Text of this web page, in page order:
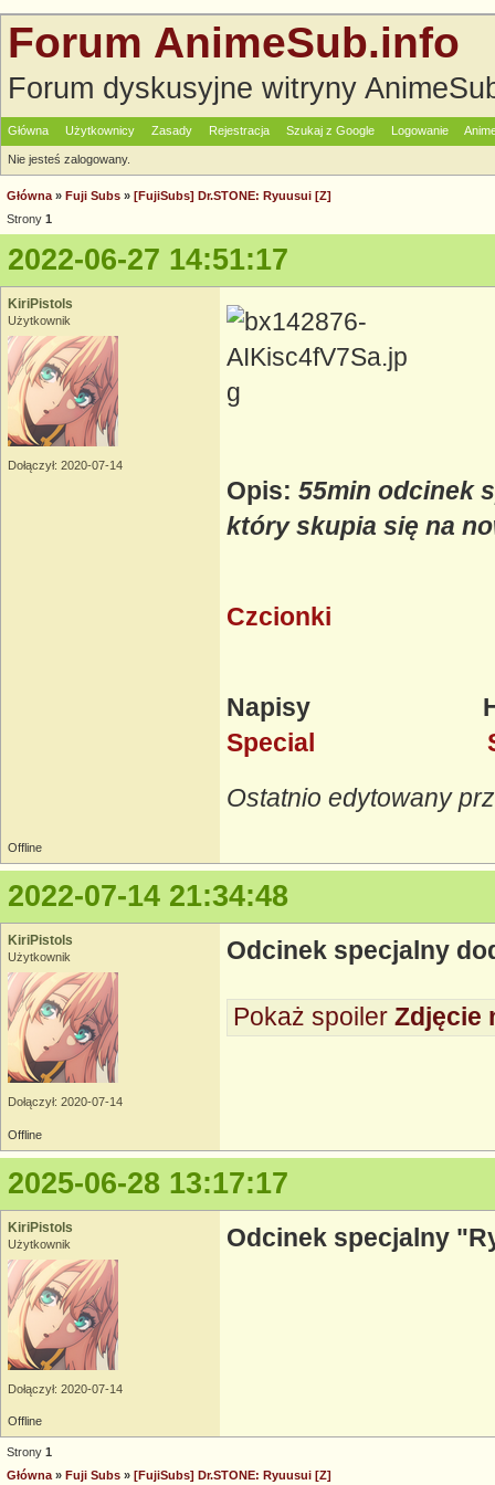
Forum AnimeSub.info
Forum dyskusyjne witryny
Główna Użytkownicy Zasady Rejestracja Szukaj z Google Logowanie
Nie jesteś zalogowany.
Główna » Fuji Subs » [FujiSubs] Dr.STONE: Ryuusui [Z]
Strony 1
2022-06-27 14:51:17
KiriPistols
Użytkownik
Dołączył: 2020-07-14
Opis: 55min odcinek
który skupia się na
Czcionki
Napisy
Special
Ostatnio edytowany
Offline
2022-07-14 21:34:48
KiriPistols
Użytkownik
Dołączył: 2020-07-14
Odcinek specjalny
Pokaż spoiler Zdjęcie
Offline
2025-06-28 13:17:17
KiriPistols
Użytkownik
Dołączył: 2020-07-14
Odcinek specjalny
Offline
Strony 1
Główna » Fuji Subs » [FujiSubs] Dr.STONE: Ryuusui [Z]